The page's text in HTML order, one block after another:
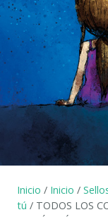
Inicio / Inicio /
tú / TODOS LOS